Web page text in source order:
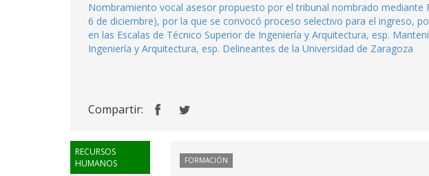
Nombramiento vocal asesor propuesto por el tribunal nombrado mediante
6 de diciembre), por la que se convocó proceso selectivo para el ingreso,
en las Escalas de Técnico Superior de Ingeniería y Arquitectura, esp.
Ingeniería y Arquitectura, esp. Delineantes de la Universidad de Zaragoza
Compartir:
RECURSOS
HUMANOS
FORMACIÓN